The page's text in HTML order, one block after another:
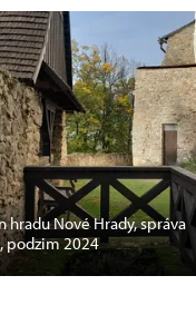
hradu Nové Hrady, správa
podzim 2024